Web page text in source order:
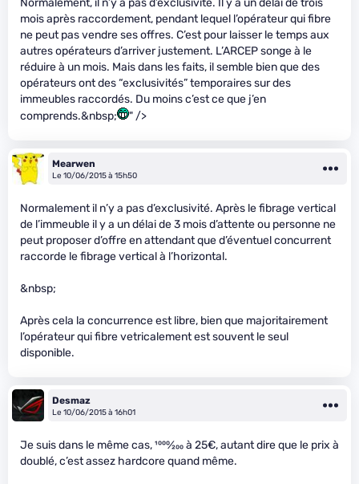
Normalement, il n’y a pas d’exclusivité. Il y a un délai de trois
mois après raccordement, pendant lequel l’opérateur qui fibre
ne peut pas vendre ses offres. C’est pour laisser le temps aux
autres opérateurs d’arriver justement. L’ARCEP songe à le
réduire à un mois. Mais dans les faits, il semble bien que des
opérateurs ont des “exclusivités” temporaires sur des
immeubles raccordés. Du moins c’est ce que j’en
comprends.&nbsp;
" />
Mearwen
Le 10/06/2015 à 15h50
Normalement il n’y a pas d’exclusivité. Après le fibrage vertical
de l’immeuble il y a un délai de 3 mois d’attente ou personne ne
peut proposer d’offre en attendant que d’éventuel concurrent
raccorde le fibrage vertical à l’horizontal.
&nbsp;
Après cela la concurrence est libre, bien que majoritairement
l’opérateur qui fibre vetricalement est souvent le seul
disponible.
Desmaz
Le 10/06/2015 à 16h01
Je suis dans le même cas,1000⁄200à 25€, autant dire que le prix à
doublé, c’est assez hardcore quand même.